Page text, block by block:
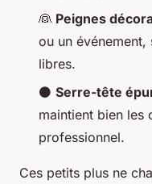
👰 Peignes
ou un
libres.
⚫ Serre-tête
maintient bien les
professionnel.
Ces petits plus ne